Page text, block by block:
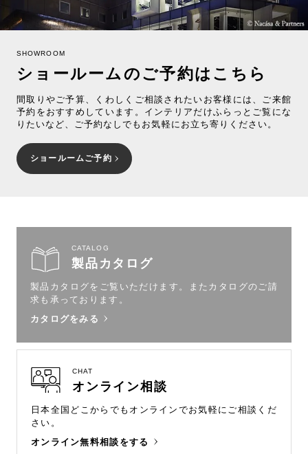
SHOWROOM
ショールームのご予約はこちら
間取りやご予算、くわしくご相談されたいお客様には、ご来館
予約をおすすめしています。インテリアだけふらっとご覧にな
りたいなど、ご予約なしでもお気軽にお立ち寄りください。
ショールームご予約
CATALOG
製品カタログ
製品カタログをご覧いただけます。
またカタログのご請
求も承っております。
カタログをみる
CHAT
オンライン相談
日本全国どこからでもオンラインでお気軽にご相談くだ
さい。
オンライン無料相談をする